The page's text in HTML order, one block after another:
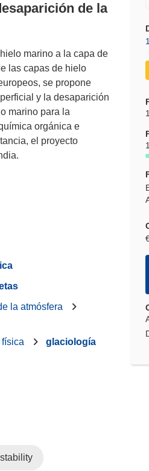
de la
marino a la capa de
las capas de hielo
se propone
y la desaparición
marino para la
orgánica e
el proyecto
la atmósfera
glaciología